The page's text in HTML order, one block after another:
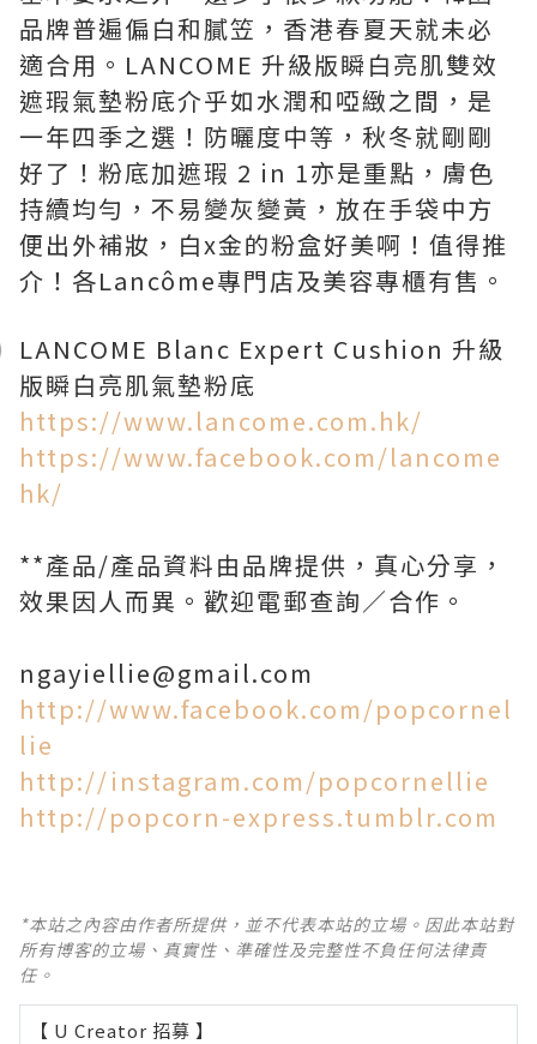
品牌普遍偏白和膩笠，香港春夏天就未必
適合用。LANCOME 升級版瞬白亮肌雙效
遮瑕氣墊粉底介乎如水潤和啞緻之間，是
一年四季之選！防曬度中等，秋冬就剛剛
好了！粉底加遮瑕 2 in 1亦是重點，膚色
持續均勻，不易變灰變黃，放在手袋中方
便出外補妝，白x金的粉盒好美啊！值得推
介！各Lancôme專門店及美容專櫃有售。
LANCOME Blanc Expert Cushion 升級
版瞬白亮肌氣墊粉底
https://www.lancome.com.hk/
https://www.facebook.com/lancome
hk/
**產品/產品資料由品牌提供，真心分享，
效果因人而異。歡迎電郵查詢／合作。
ngayiellie@gmail.com
http://www.facebook.com/popcornel
lie
http://instagram.com/popcornellie
http://popcorn-express.tumblr.com
*本站之內容由作者所提供，並不代表本站的立場。因此本站對
所有博客的立場、真實性、準確性及完整性不負任何法律責
任。
【 U Creator 招募 】